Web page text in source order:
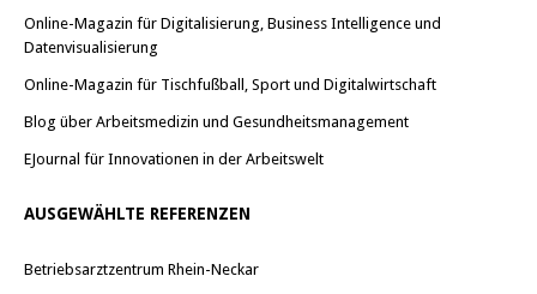
Online-Magazin für Digitalisierung, Business Intelligence und
Datenvisualisierung
Online-Magazin für Tischfußball, Sport und Digitalwirtschaft
Blog über Arbeitsmedizin und Gesundheitsmanagement
EJournal für Innovationen in der Arbeitswelt
AUSGEWÄHLTE REFERENZEN
Betriebsarztzentrum Rhein-Neckar